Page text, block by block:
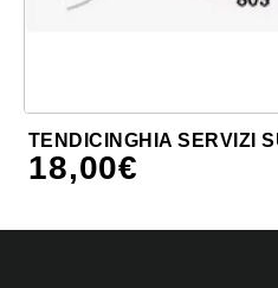
TENDICINGHIA SERVIZI
18,00€